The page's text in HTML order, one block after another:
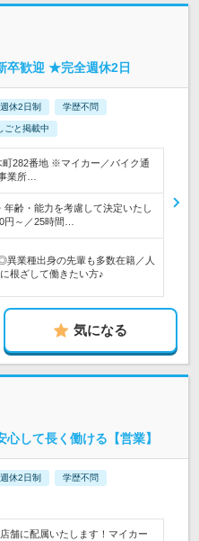
卒歓迎 ★完全週休2日
休2日制 学歴不問
ごと掲載中
町282番地 ※マイカー／バイク通
業所…
齢・能力を考慮して決定いたし
円～／25時間…
異業種出身の先輩も多数在籍／人
根ざして働きたい方♪
気になる
して長く働ける【営業】
休2日制 学歴不問
舗に配属いたします！マイカー